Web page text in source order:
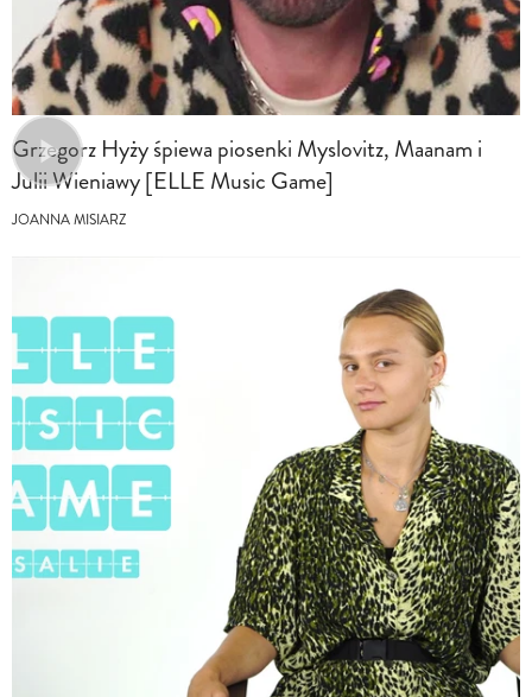
Grzegorz Hyży śpiewa piosenki Myslovitz, Maanam i
Julii Wieniawy [ELLE Music Game]
JOANNA MISIARZ